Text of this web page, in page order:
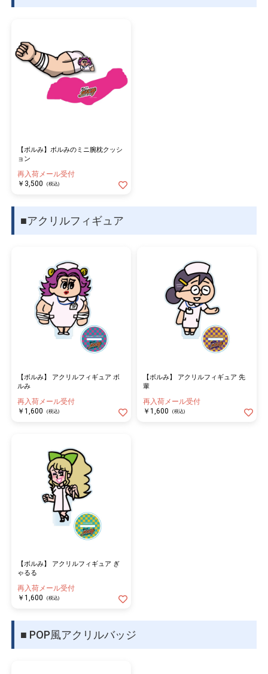
【ボルみ】ボルみのミニ腕枕クッシ
ョン
再入荷メール受付
￥3,500
(税込)
■アクリルフィギュア
【ボルみ】 アクリルフィギュア ボ
ルみ
再入荷メール受付
￥1,600
(税込)
【ボルみ】 アクリルフィギュア 先
輩
再入荷メール受付
￥1,600
(税込)
【ボルみ】 アクリルフィギュア ぎ
ゃるる
再入荷メール受付
￥1,600
(税込)
■ POP風アクリルバッジ